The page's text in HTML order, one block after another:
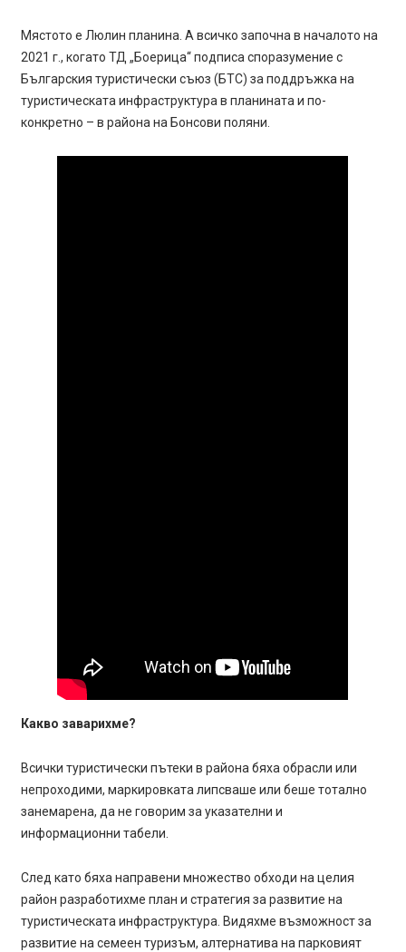
Мястото е Люлин планина. А всичко започна в началото на
2021 г., когато ТД „Боерица“ подписа споразумение с
Българския туристически съюз (БТС) за поддръжка на
туристическата инфраструктура в планината и по-
конкретно – в района на Бонсови поляни.
Какво заварихме?
Всички туристически пътеки в района бяха обрасли или
непроходими, маркировката липсваше или беше тотално
занемарена, да не говорим за указателни и
информационни табели.
След като бяха направени множество обходи на целия
район разработихме план и стратегия за развитие на
туристическата инфраструктура. Видяхме възможност за
развитие на семеен туризъм, алтернатива на парковият